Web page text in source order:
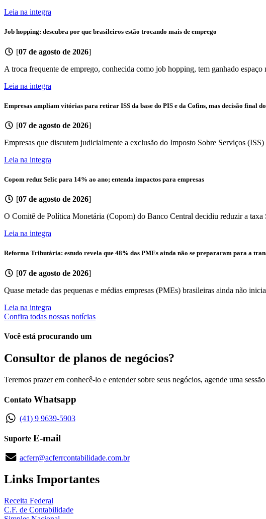
Leia na integra
Job hopping: descubra por que brasileiros estão trocando mais de emprego
[07 de agosto de 2026]
A troca frequente de emprego, conhecida como job hopping, tem ganhado
Leia na integra
Empresas ampliam vitórias para retirar ISS da base do PIS e da Cofins, mas decisão final do
[07 de agosto de 2026]
Empresas que discutem judicialmente a exclusão do Imposto Sobre Serviços
Leia na integra
Copom reduz Selic para 14% ao ano; entenda impactos para empresas
[07 de agosto de 2026]
O Comitê de Política Monetária (Copom) do Banco Central decidiu reduzir a taxa
Leia na integra
Reforma Tributária: estudo revela que 48% das PMEs ainda não se prepararam para a
[07 de agosto de 2026]
Quase metade das pequenas e médias empresas (PMEs) brasileiras ainda não
Leia na integra
Confira todas nossas notícias
Você está procurando um
Consultor de planos de negócios?
Teremos prazer em conhecê-lo e entender sobre seus negócios, agende uma
Contato Whatsapp
(41) 9 9639-5903
Suporte E-mail
acferr@acferrcontabilidade.com.br
Links Importantes
Receita Federal
C.F. de Contabilidade